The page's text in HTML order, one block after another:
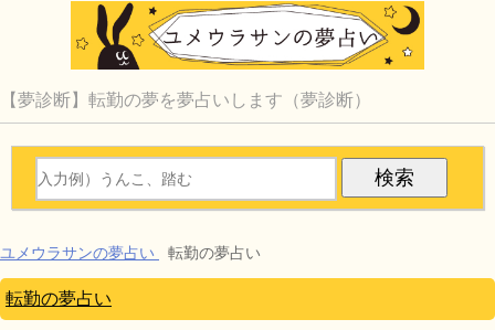
【夢診断】転勤の夢を夢占いします（夢診断）
ユメウラサンの夢占い 転勤の夢占い
転勤の夢占い